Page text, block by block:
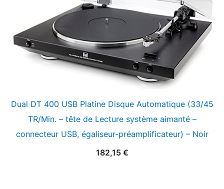
Dual DT 400 USB Platine Disque Automatique (33/45
TR/Min. – tête de Lecture système aimanté –
connecteur USB, égaliseur-préamplificateur) – Noir
182,15 €